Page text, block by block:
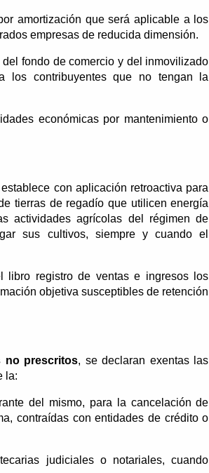
amortización que será aplicable a los
empresas de reducida dimensión.
fondo de comercio y del inmovilizado
los contribuyentes que no tengan la
económicas por mantenimiento o
con aplicación retroactiva para
tierras de regadío que utilicen energía
actividades agrícolas del régimen de
sus cultivos, siempre y cuando el
registro de ventas e ingresos los
objetiva susceptibles de retención
no prescritos, se declaran exentas las
la:
del mismo, para la cancelación de
contraídas con entidades de crédito o
judiciales o notariales, cuando